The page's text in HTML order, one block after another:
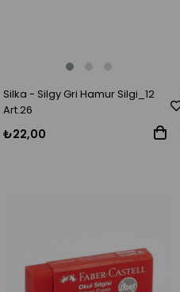
Silka - Silgy Gri Hamur Silgi_12
Art.26
₺22,00